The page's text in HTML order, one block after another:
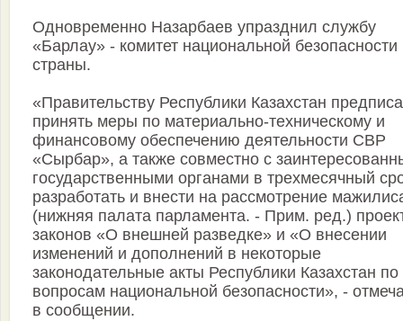
Одновременно Назарбаев упразднил службу
«Барлау» - комитет национальной безопасности
страны.
«Правительству Республики Казахстан
принять меры по материально-техническому и
финансовому обеспечению деятельности СВР
«Сырбар», а также совместно с
государственными органами в трехмесячный
разработать и внести на рассмотрение
(нижняя палата парламента. - Прим. ред.)
законов «О внешней разведке» и «О внесении
изменений и дополнений в некоторые
законодательные акты Республики Казахстан по
вопросам национальной безопасности», -
в сообщении.